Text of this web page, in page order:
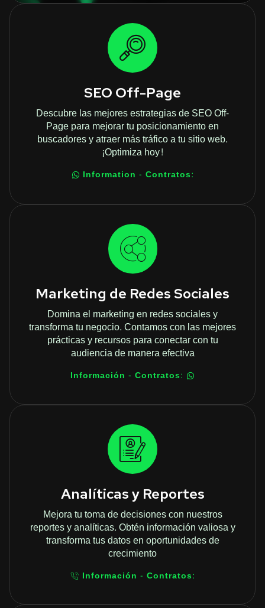
SEO Off-Page
Descubre las mejores estrategias de SEO Off-
Page para mejorar tu posicionamiento en
buscadores y atraer más tráfico a tu sitio web.
¡Optimiza hoy!
Information - Contratos:
Marketing de Redes Sociales
Domina el marketing en redes sociales y
transforma tu negocio. Contamos con las mejores
prácticas y recursos para conectar con tu
audiencia de manera efectiva
Información - Contratos:
Analíticas y Reportes
Mejora tu toma de decisiones con nuestros
reportes y analíticas. Obtén información valiosa y
transforma tus datos en oportunidades de
crecimiento
Información - Contratos: